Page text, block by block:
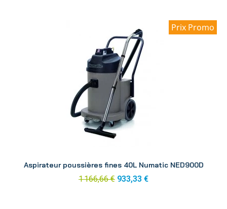
Prix Promo
Aspirateur poussières fines 40L Numatic NED900D
1 166,66 € 933,33 €